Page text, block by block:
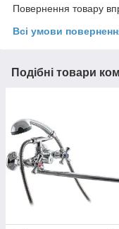
Повернення товару
Всі умови
Подібні товари